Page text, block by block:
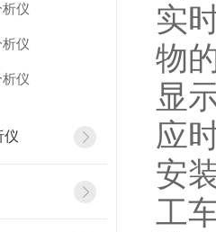
仪
仪
仪
仪
实
物
显
应
安
工